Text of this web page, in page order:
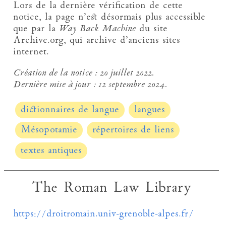
Lors de la dernière vérification de cette
notice, la page n’est désormais plus accessible
que par la Way Back Machine du site
Archive.org, qui archive d’anciens sites
internet.
Création de la notice :20 juillet 2022.
Dernière mise à jour :12 septembre 2024.
dictionnaires de langue
langues
Mésopotamie
répertoires de liens
textes antiques
The Roman Law Library
https://droitromain.univ-grenoble-alpes.fr/